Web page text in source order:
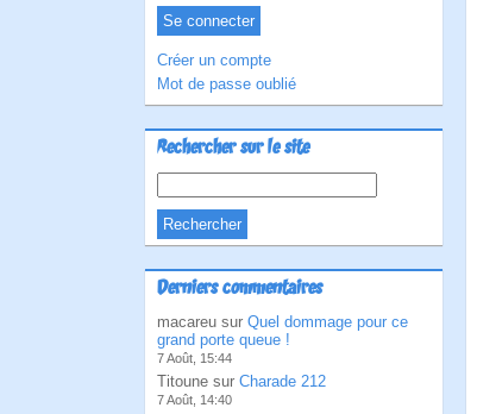
Créer un compte
Mot de passe oublié
Rechercher sur le site
Derniers commentaires
macareu sur Quel dommage pour ce
grand porte queue !
7 Août, 15:44
Titoune sur Charade 212
7 Août, 14:40